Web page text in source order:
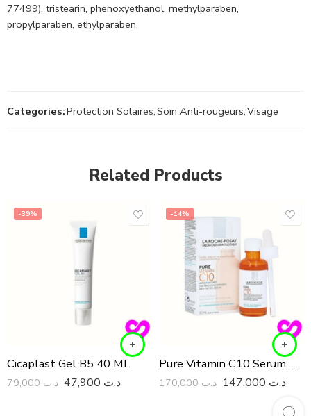
77499), tristearin, phenoxyethanol, methylparaben,
propylparaben, ethylparaben.
Categories:Protection Solaires,Soin Anti-rougeurs,Visage
Related Products
-39%
Cicaplast Gel B5 40 ML
د.ت79,000 د.ت
-14%
Pure Vitamin C10 Serum À La Vitamine C 30ML
د.ت170,000 د.ت